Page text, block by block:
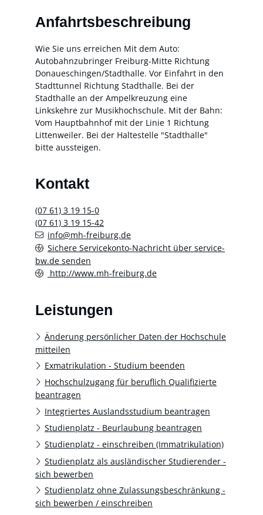
Anfahrtsbeschreibung
Wie Sie uns erreichen Mit dem Auto:
Autobahnzubringer Freiburg-Mitte Richtung
Donaueschingen/Stadthalle. Vor Einfahrt in den
Stadttunnel Richtung Stadthalle. Bei der
Stadthalle an der Ampelkreuzung eine
Linkskehre zur Musikhochschule. Mit der Bahn:
Vom Hauptbahnhof mit der Linie 1 Richtung
Littenweiler. Bei der Haltestelle "Stadthalle"
bitte aussteigen.
Kontakt
(07 61) 3 19 15-0
(07 61) 3 19 15-42
info@mh-freiburg.de
Sichere Servicekonto-Nachricht über service-
bw.de senden
http://www.mh-freiburg.de
Leistungen
Änderung persönlicher Daten der Hochschule
mitteilen
Exmatrikulation - Studium beenden
Hochschulzugang für beruflich Qualifizierte
beantragen
Integriertes Auslandsstudium beantragen
Studienplatz - Beurlaubung beantragen
Studienplatz - einschreiben (Immatrikulation)
Studienplatz als ausländischer Studierender -
sich bewerben
Studienplatz ohne Zulassungsbeschränkung -
sich bewerben / einschreiben